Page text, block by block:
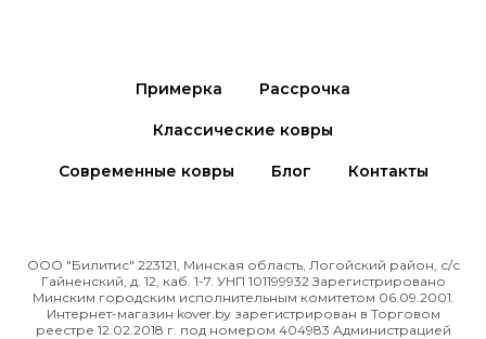
Примерка Рассрочка
Классические ковры
Современные ковры Блог Контакты
ООО "Билитис" 223121, Минская область, Логойский район, с/с
Гайненский, д. 12, каб. 1-7. УНП 101199932 Зарегистрировано
Минским городским исполнительным комитетом 06.09.2001.
Интернет-магазин kover.by зарегиcтрирован в Торговом
реестре 12.02.2018 г. под номером 404983 Администрацией